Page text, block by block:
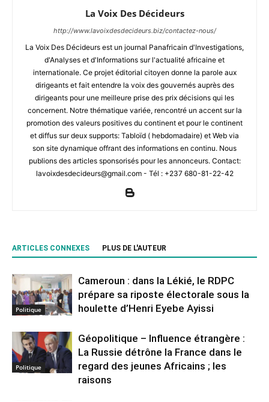
La Voix Des Décideurs
http://www.lavoixdesdecideurs.biz/contactez-nous/
La Voix Des Décideurs est un journal Panafricain d'Investigations,
d'Analyses et d'Informations sur l'actualité africaine et
internationale. Ce projet éditorial citoyen donne la parole aux
dirigeants et fait entendre la voix des gouvernés auprès des
dirigeants pour une meilleure prise des prix décisions qui les
concernent. Notre thématique variée, rencontré un accent sur la
promotion des valeurs positives du continent et pour le continent
et diffus sur deux supports: Tabloïd ( hebdomadaire) et Web via
son site dynamique offrant des informations en continu. Nous
publions des articles sponsorisés pour les annonceurs. Contact:
lavoixdesdecideurs@gmail.com - Tél : +237 680-81-22-42
ARTICLES CONNEXES PLUS DE L'AUTEUR
Politique
Cameroun : dans la Lékié, le RDPC
prépare sa riposte électorale sous la
houlette d’Henri Eyebe Ayissi
Politique
Géopolitique – Influence étrangère :
La Russie détrône la France dans le
regard des jeunes Africains ; les
raisons